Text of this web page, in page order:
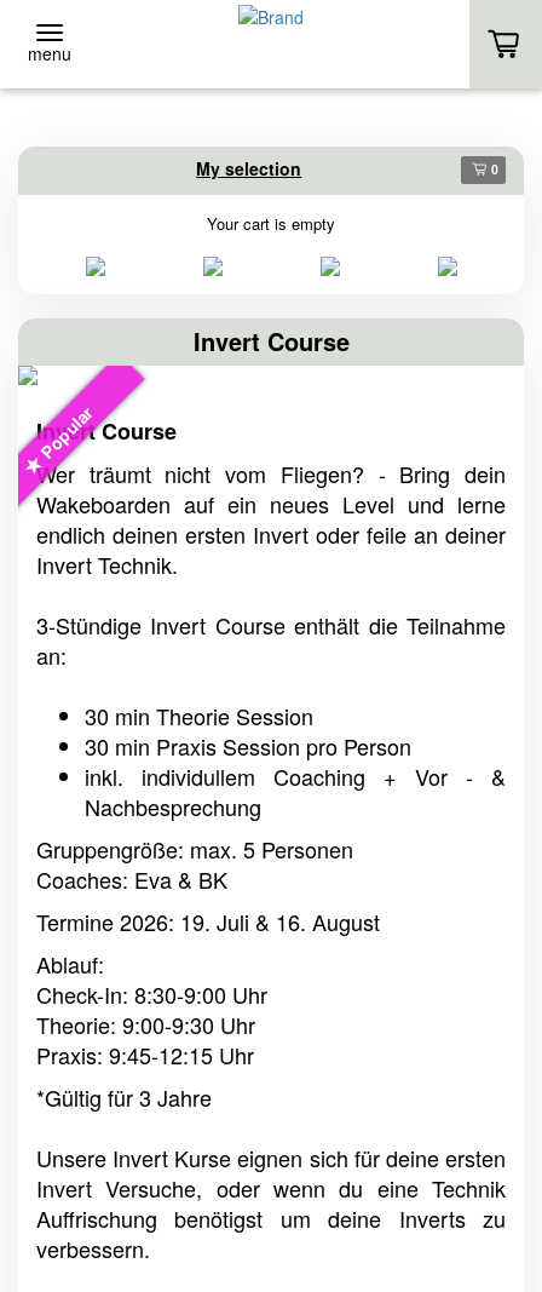
menu
My selection 0
Your cart is empty
Invert Course
Popular
Invert Course
Wer träumt nicht vom Fliegen? - Bring dein
Wakeboarden auf ein neues Level und lerne
endlich deinen ersten Invert oder feile an deiner
Invert Technik.
3-Stündige Invert Course enthält die Teilnahme
an:
30 min Theorie Session
30 min Praxis Session pro Person
inkl. individullem Coaching + Vor - &
Nachbesprechung
Gruppengröße: max. 5 Personen
Coaches: Eva & BK
Termine 2026: 19. Juli & 16. August
Ablauf:
Check-In: 8:30-9:00 Uhr
Theorie: 9:00-9:30 Uhr
Praxis: 9:45-12:15 Uhr
*Gültig für 3 Jahre
Unsere Invert Kurse eignen sich für deine ersten
Invert Versuche, oder wenn du eine Technik
Auffrischung benötigst um deine Inverts zu
verbessern.
Event-Location
EVENT INQUIRY
HOMEPAGE
Stand-Up
COURSES
OWN SUP
HOMEPAGE